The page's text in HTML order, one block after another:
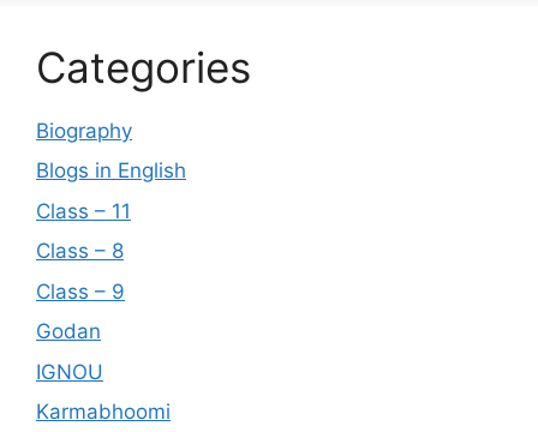
Categories
Biography
Blogs in English
Class – 11
Class – 8
Class – 9
Godan
IGNOU
Karmabhoomi